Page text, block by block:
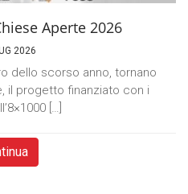
Aperte 2026
2026
dello scorso anno, tornano
il progetto finanziato con i
[…]